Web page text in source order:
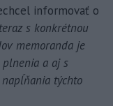
informovať o
s konkrétnou
memoranda je
a aj s
týchto